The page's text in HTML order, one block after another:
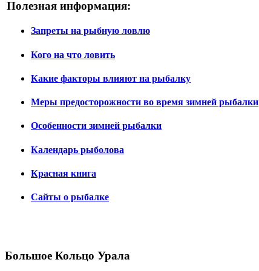
Полезная информация:
Запреты на рыбную ловлю
Кого на что ловить
Какие факторы влияют на рыбалку
Меры предосторожности во время зимней рыбалки
Особенности зимней рыбалки
Календарь рыболова
Красная книга
Сайты о рыбалке
Большое Кольцо Урала